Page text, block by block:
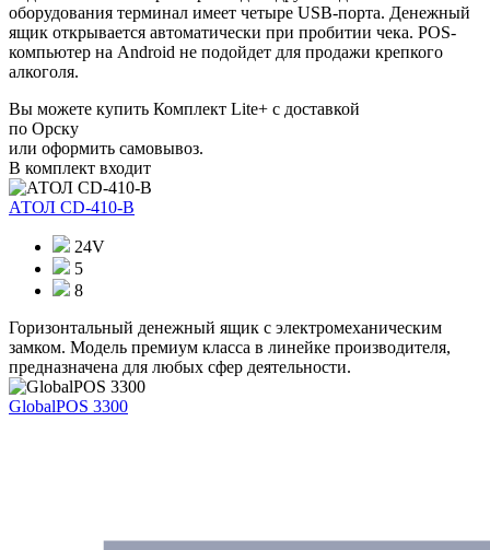
оборудования терминал имеет четыре USB-порта. Денежный
ящик открывается автоматически при пробитии чека. POS-
компьютер на Android не подойдет для продажи крепкого
алкоголя.
Вы можете купить Комплект Lite+ с доставкой
по Орску
или оформить самовывоз.
В комплект входит
АТОЛ CD-410-В
24V
5
8
Горизонтальный денежный ящик с электромеханическим
замком. Модель премиум класса в линейке производителя,
предназначена для любых сфер деятельности.
GlobalPOS 3300